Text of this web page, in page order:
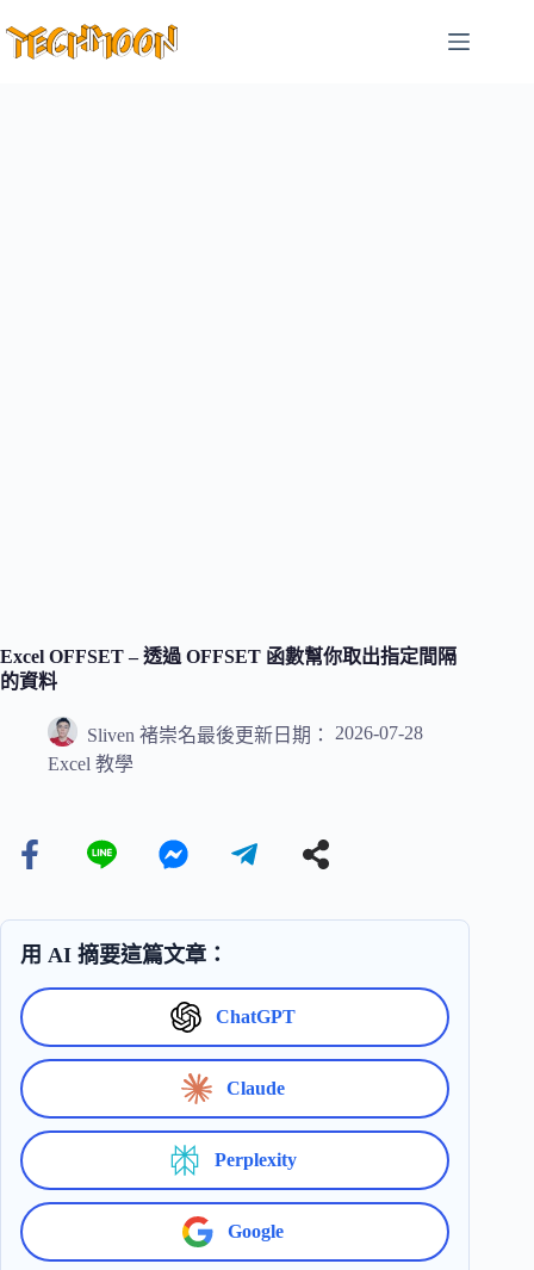
至
Excel OFFSET – 透過 OFFSET 函數幫你取出指定間隔
的資料
Sliven 褚崇名最後更新日期：
2026-07-28
Excel 教學
用 AI 摘要這篇文章：
ChatGPT
Claude
Perplexity
Google